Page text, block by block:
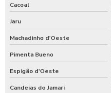
Cacoal
Jaru
Machadinho d'Oeste
Pimenta Bueno
Espigão d'Oeste
Candeias do Jamari